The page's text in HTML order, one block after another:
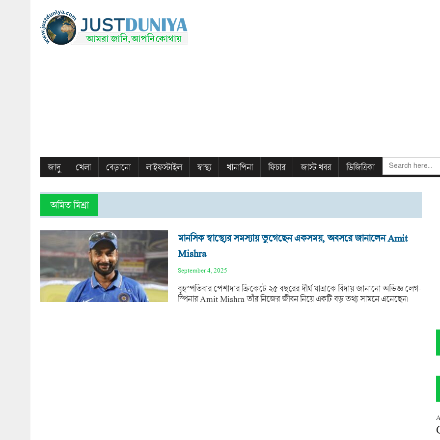
জাদু খেলা বেড়ানো লাইফস্টাইল স্বাস্থ্য খানাপিনা ফিচার জাস্ট খবর ডিজিত্রিকা
SEARCH
FOR:
অমিত মিশ্রা
মানসিক স্বাস্থ্যের সমস্যায় ভুগেছেন একসময়, অবসরে জানালেন Amit
Mishra
September 4, 2025
বৃহস্পতিবার পেশাদার ক্রিকেটে ২৫ বছরের দীর্ঘ যাত্রাকে বিদায় জানানো অভিজ্ঞ লেগ-
স্পিনার Amit Mishra তাঁর নিজের জীবন নিয়ে একটি বড় তথ্য সামনে এনেছেন।